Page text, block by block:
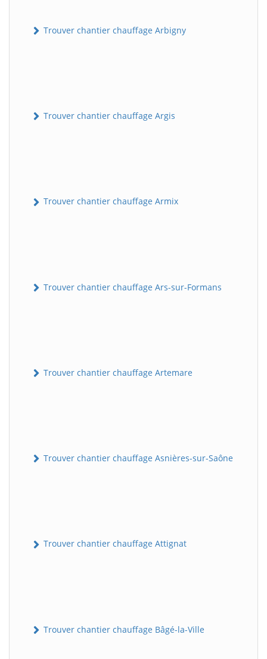
Trouver chantier chauffage Arbigny
Trouver chantier chauffage Argis
Trouver chantier chauffage Armix
Trouver chantier chauffage Ars-sur-Formans
Trouver chantier chauffage Artemare
Trouver chantier chauffage Asnières-sur-Saône
Trouver chantier chauffage Attignat
Trouver chantier chauffage Bâgé-la-Ville